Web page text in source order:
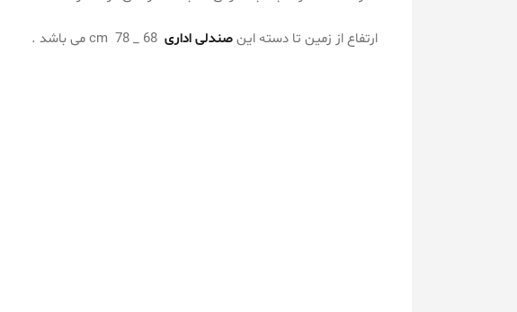
ارتفاع از زمین تا دسته اینصندلی اداری